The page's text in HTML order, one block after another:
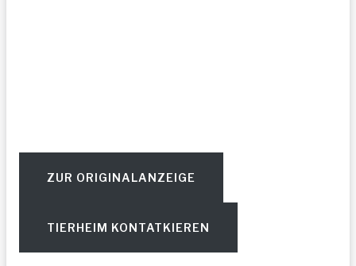
ZUR ORIGINALANZEIGE
TIERHEIM KONTATKIEREN